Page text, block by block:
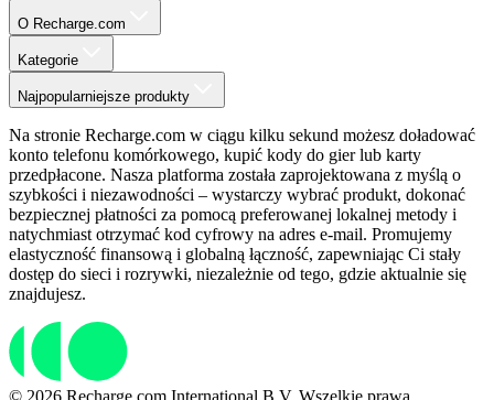
O Recharge.com
Kategorie
Najpopularniejsze produkty
Na stronie Recharge.com w ciągu kilku sekund możesz doładować
konto telefonu komórkowego, kupić kody do gier lub karty
przedpłacone. Nasza platforma została zaprojektowana z myślą o
szybkości i niezawodności – wystarczy wybrać produkt, dokonać
bezpiecznej płatności za pomocą preferowanej lokalnej metody i
natychmiast otrzymać kod cyfrowy na adres e-mail. Promujemy
elastyczność finansową i globalną łączność, zapewniając Ci stały
dostęp do sieci i rozrywki, niezależnie od tego, gdzie aktualnie się
znajdujesz.